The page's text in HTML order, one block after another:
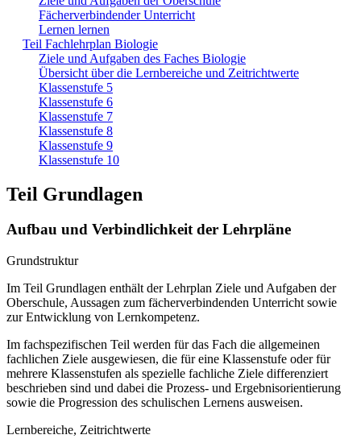
Fächerverbindender Unterricht
Lernen lernen
Teil Fachlehrplan Biologie
Ziele und Aufgaben des Faches Biologie
Übersicht über die Lernbereiche und Zeitrichtwerte
Klassenstufe 5
Klassenstufe 6
Klassenstufe 7
Klassenstufe 8
Klassenstufe 9
Klassenstufe 10
Teil Grundlagen
Aufbau und Verbindlichkeit der Lehrpläne
Grundstruktur
Im Teil Grundlagen enthält der Lehrplan Ziele und Aufgaben der
Oberschule, Aussagen zum fächerverbindenden Unterricht sowie
zur Entwicklung von Lernkompetenz.
Im fachspezifischen Teil werden für das Fach die allgemeinen
fachlichen Ziele ausgewiesen, die für eine Klassenstufe oder für
mehrere Klassenstufen als spezielle fachliche Ziele differenziert
beschrieben sind und dabei die Prozess- und Ergebnisorientierung
sowie die Progression des schulischen Lernens ausweisen.
Lernbereiche, Zeitrichtwerte